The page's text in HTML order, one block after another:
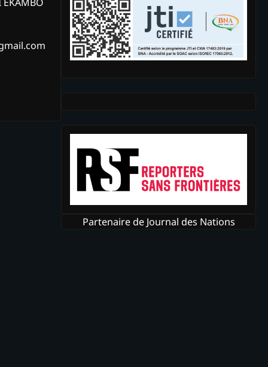
Partenaire de Journal des Nations